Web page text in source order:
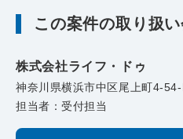
この案件の取り扱
株式会社ライフ・ドゥ
神奈川県横浜市中区尾上町4-
担当者：受付担当